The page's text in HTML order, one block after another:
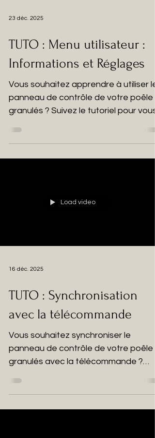
23 déc. 2025
TUTO : Menu utilisateur :
Informations et Réglages
Vous souhaitez apprendre à utiliser le
panneau de contrôle de votre poêle
granulés ? Suivez le tutoriel pour vous
Load video
16 déc. 2025
TUTO : Synchronisation
avec la télécommande
Vous souhaitez synchroniser le
panneau de contrôle de votre poêle
granulés avec la télécommande ?